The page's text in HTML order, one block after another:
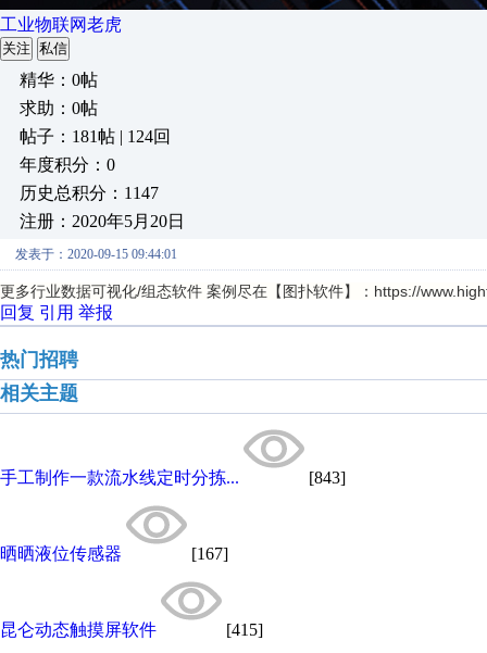
工业物联网老虎
关注 私信
精华：0帖
求助：0帖
帖子：181帖 | 124回
年度积分：0
历史总积分：1147
注册：2020年5月20日
发表于：2020-09-15 09:44:01
更多行业数据可视化/组态软件 案例尽在【图扑软件】：https://
回复 引用 举报
热门招聘
相关主题
手工制作一款流水线定时分拣... [843]
晒晒液位传感器 [167]
昆仑动态触摸屏软件 [415]